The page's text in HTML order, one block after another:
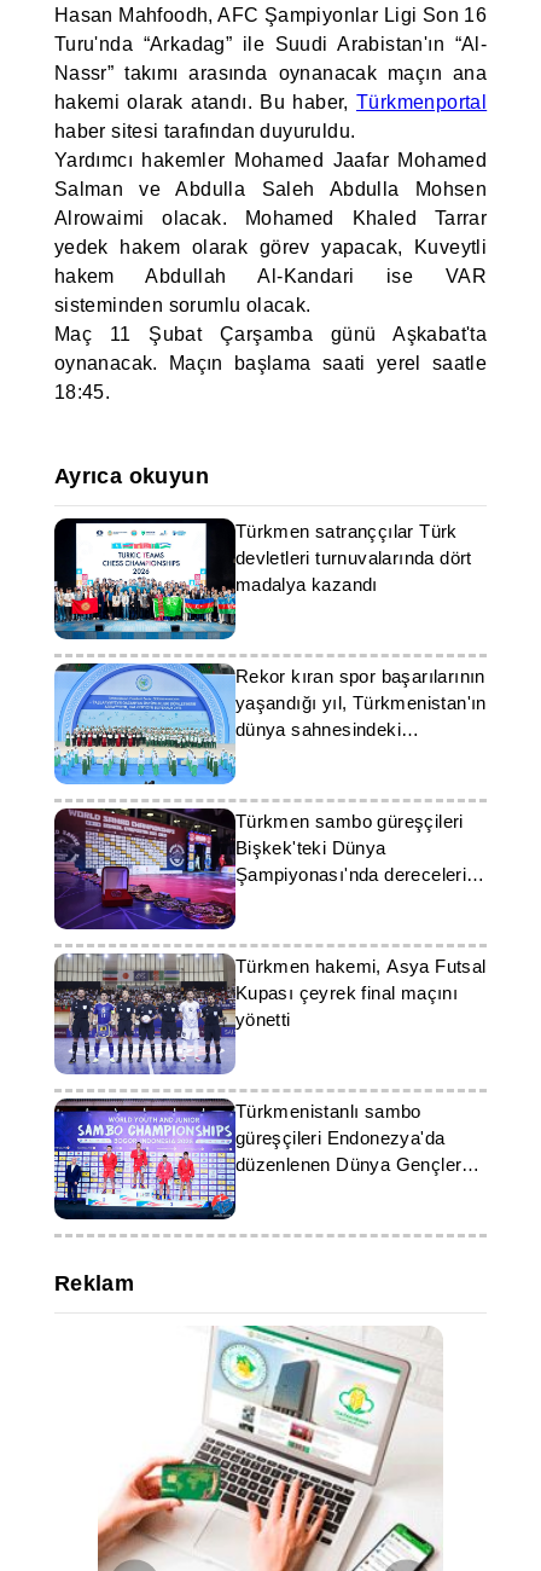
Hasan Mahfoodh, AFC Şampiyonlar Ligi Son 16
Turu'nda “Arkadag” ile Suudi Arabistan'ın “Al-
Nassr” takımı arasında oynanacak maçın ana
hakemi olarak atandı. Bu haber, Türkmenportal
haber sitesi tarafından duyuruldu.
Yardımcı hakemler Mohamed Jaafar Mohamed
Salman ve Abdulla Saleh Abdulla Mohsen
Alrowaimi olacak. Mohamed Khaled Tarrar
yedek hakem olarak görev yapacak, Kuveytli
hakem Abdullah Al-Kandari ise VAR
sisteminden sorumlu olacak.
Maç 11 Şubat Çarşamba günü Aşkabat'ta
oynanacak. Maçın başlama saati yerel saatle
18:45.
Ayrıca okuyun
Türkmen satranççılar Türk
devletleri turnuvalarında dört
madalya kazandı
Rekor kıran spor başarılarının
yaşandığı yıl, Türkmenistan'ın
dünya sahnesindeki
konumunu güçlendirdi
Türkmen sambo güreşçileri
Bişkek'teki Dünya
Şampiyonası'nda derecelerini
kanıtladılar
Türkmen hakemi, Asya Futsal
Kupası çeyrek final maçını
yönetti
Türkmenistanlı sambo
güreşçileri Endonezya'da
düzenlenen Dünya Gençler
Şampiyonası'nda 8 madalya
kazandı
Reklam